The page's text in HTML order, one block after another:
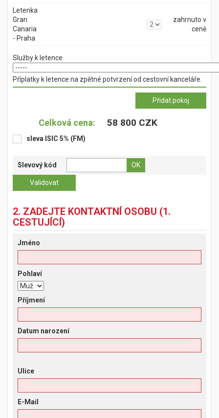
Letenka
Gran
Canaria
- Praha
zahrnuto v
ceně
Služby k letence
Příplatky k letence na zpětné potvrzení od cestovní kanceláře.
Celková cena: 58 800 CZK
sleva ISIC 5% (FM)
Slevový kód
2. ZADEJTE KONTAKTNÍ OSOBU (1.
CESTUJÍCÍ)
Jméno
Pohlaví
Příjmení
Datum narození
Ulice
E-Mail